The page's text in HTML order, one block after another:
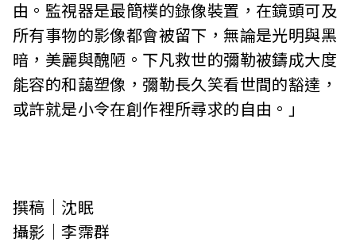
由。監視器是最簡樸的錄像裝置，在鏡頭可及
所有事物的影像都會被留下，無論是光明與黑
暗，美麗與醜陋。下凡救世的彌勒被鑄成大度
能容的和藹塑像，彌勒長久笑看世間的豁達，
或許就是小令在創作裡所尋求的自由。」
撰稿｜沈眠
攝影｜李霈群